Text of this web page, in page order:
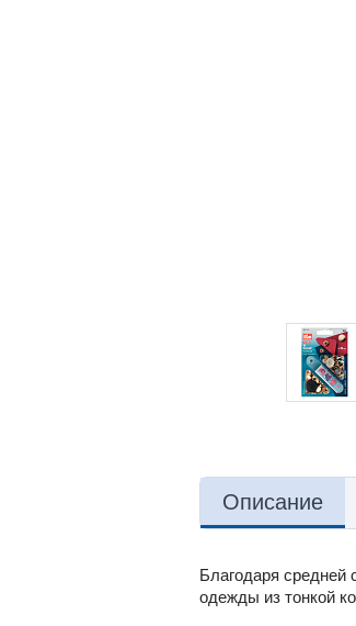
Описание
Благодаря средней
одежды из тонкой